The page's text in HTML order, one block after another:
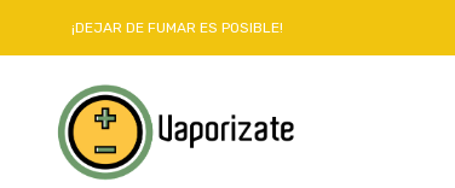
¡DEJAR DE FUMAR ES POSIBLE!